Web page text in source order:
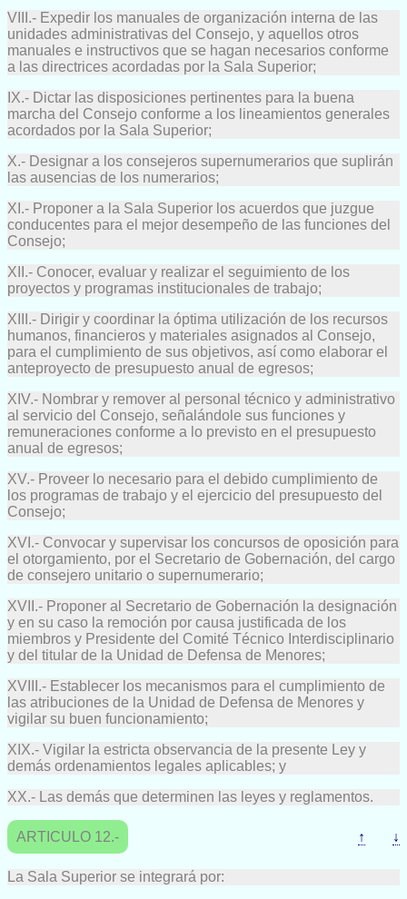
VIII.- Expedir los manuales de organización interna de las
unidades administrativas del Consejo, y aquellos otros
manuales e instructivos que se hagan necesarios conforme
a las directrices acordadas por la Sala Superior;
IX.- Dictar las disposiciones pertinentes para la buena
marcha del Consejo conforme a los lineamientos generales
acordados por la Sala Superior;
X.- Designar a los consejeros supernumerarios que suplirán
las ausencias de los numerarios;
XI.- Proponer a la Sala Superior los acuerdos que juzgue
conducentes para el mejor desempeño de las funciones del
Consejo;
XII.- Conocer, evaluar y realizar el seguimiento de los
proyectos y programas institucionales de trabajo;
XIII.- Dirigir y coordinar la óptima utilización de los recursos
humanos, financieros y materiales asignados al Consejo,
para el cumplimiento de sus objetivos, así como elaborar el
anteproyecto de presupuesto anual de egresos;
XIV.- Nombrar y remover al personal técnico y administrativo
al servicio del Consejo, señalándole sus funciones y
remuneraciones conforme a lo previsto en el presupuesto
anual de egresos;
XV.- Proveer lo necesario para el debido cumplimiento de
los programas de trabajo y el ejercicio del presupuesto del
Consejo;
XVI.- Convocar y supervisar los concursos de oposición para
el otorgamiento, por el Secretario de Gobernación, del cargo
de consejero unitario o supernumerario;
XVII.- Proponer al Secretario de Gobernación la designación
y en su caso la remoción por causa justificada de los
miembros y Presidente del Comité Técnico Interdisciplinario
y del titular de la Unidad de Defensa de Menores;
XVIII.- Establecer los mecanismos para el cumplimiento de
las atribuciones de la Unidad de Defensa de Menores y
vigilar su buen funcionamiento;
XIX.- Vigilar la estricta observancia de la presente Ley y
demás ordenamientos legales aplicables; y
XX.- Las demás que determinen las leyes y reglamentos.
ARTICULO 12.- ↑ ↓
La Sala Superior se integrará por: